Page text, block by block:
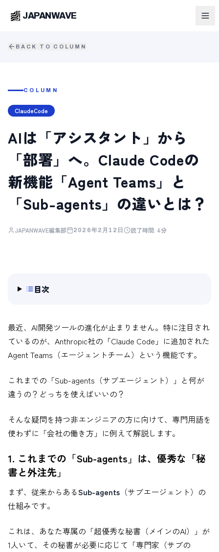
JAPANWAVE
BACK TO COLUMN
COLUMN
ClaudeCode
AIは「アシスタント」から
「部署」へ。Claude Codeの
新機能「Agent Teams」と
「Sub-agents」の違いとは？
JAPANWAVE編集部 2026年2月12日 読了時間: 4分
目次
最近、AI開発ツールの進化が止まりません。特に注目され
ているのが、Anthropic社の「Claude Code」に追加された
Agent Teams（エージェントチーム）という機能です。
これまでの「Sub-agents（サブエージェント）」と何が
違うの？どっちを使えばいいの？
そんな疑問を持つ非エンジニアの方に向けて、専門用語を
使わずに「会社の働き方」に例えて解説します。
1. これまでの「Sub-agents」は、優秀な「秘
書と外注先」
まず、従来からあるSub-agents （サブエージェント）の
仕組みです。
これは、あなた専属の「超優秀な秘書（メインのAI）」が
1人いて、その秘書が必要に応じて「専門家（サブの